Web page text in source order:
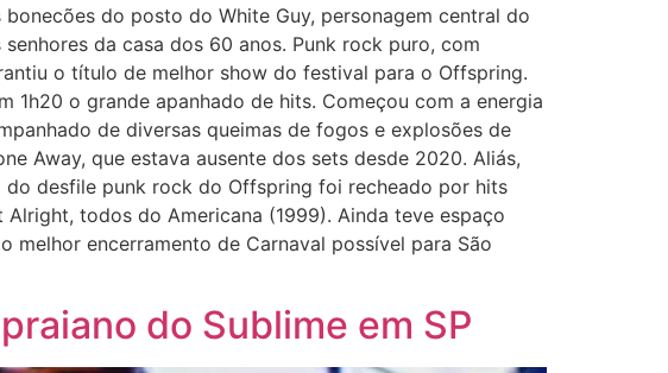
do posto do White Guy, personagem central do
da casa dos 60 anos. Punk rock puro, com
o título de melhor show do festival para o Offspring.
1h20 o grande apanhado de hits. Começou com a energia
de diversas queimas de fogos e explosões de
Away, que estava ausente dos sets desde 2020. Aliás,
desfile punk rock do Offspring foi recheado por hits
Alright, todos do Americana (1999). Ainda teve espaço
melhor encerramento de Carnaval possível para São
do Sublime em SP